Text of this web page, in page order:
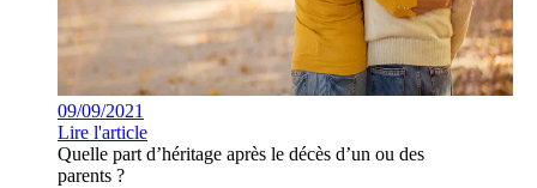
09/09/2021
Lire l'article
Quelle part d’héritage après le décès d’un ou des
parents ?